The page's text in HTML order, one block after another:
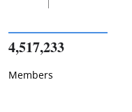
4,517,233
Members